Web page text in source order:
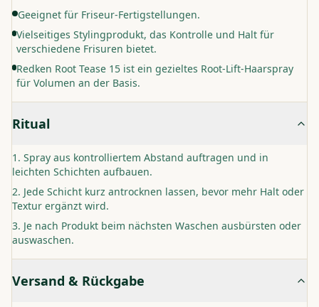
Geeignet für Friseur-Fertigstellungen.
Vielseitiges Stylingprodukt, das Kontrolle und Halt für
verschiedene Frisuren bietet.
Redken Root Tease 15 ist ein gezieltes Root-Lift-Haarspray
für Volumen an der Basis.
Ritual
Spray aus kontrolliertem Abstand auftragen und in
leichten Schichten aufbauen.
Jede Schicht kurz antrocknen lassen, bevor mehr Halt oder
Textur ergänzt wird.
Je nach Produkt beim nächsten Waschen ausbürsten oder
auswaschen.
Versand & Rückgabe